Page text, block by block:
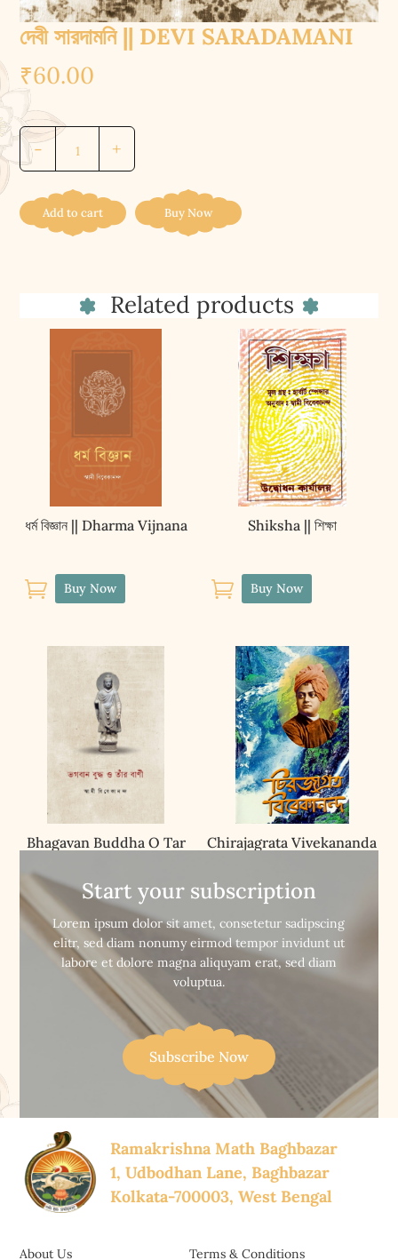
দেবী সারদামনি || DEVI SARADAMANI
₹60.00
-
দেবী
DEVI
SARADAMANI
+
Add to cart Buy Now
Related products
ধর্ম বিজ্ঞান || Dharma Vijnana
 Buy Now
Shiksha || শিক্ষা
 Buy Now
Bhagavan Buddha O Tar
 Buy Now
Chirajagrata Vivekananda
Buy Now
Start your subscription
Lorem ipsum dolor sit amet, consetetur sadipscing
elitr, sed diam nonumy eirmod tempor invidunt ut
labore et dolore magna aliquyam erat, sed diam
voluptua.
Subscribe Now
Ramakrishna Math Baghbazar
1, Udbodhan Lane, Baghbazar
Kolkata-700003, West Bengal
About Us Terms & Conditions